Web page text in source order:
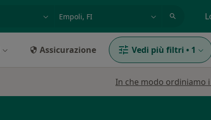
Assicurazione Vedi più filtri • 1
In che modo ordiniamo